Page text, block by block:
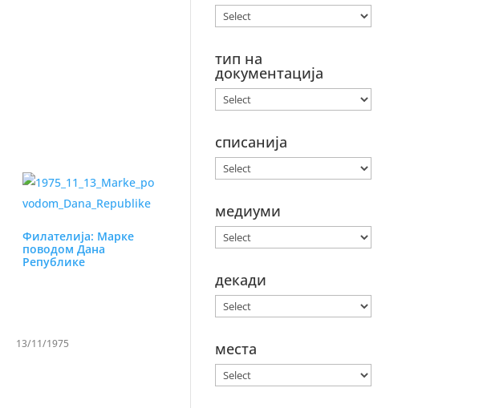
Филателија: Марке
поводом Дана
Републике
13/11/1975
тип на
документација
списанија
медиуми
декади
места